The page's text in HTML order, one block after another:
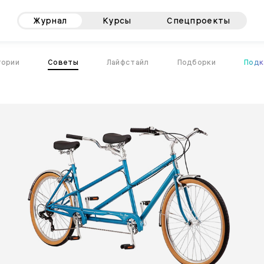
Журнал Курсы Спецпроекты
Советы Лайфстайл Подборки